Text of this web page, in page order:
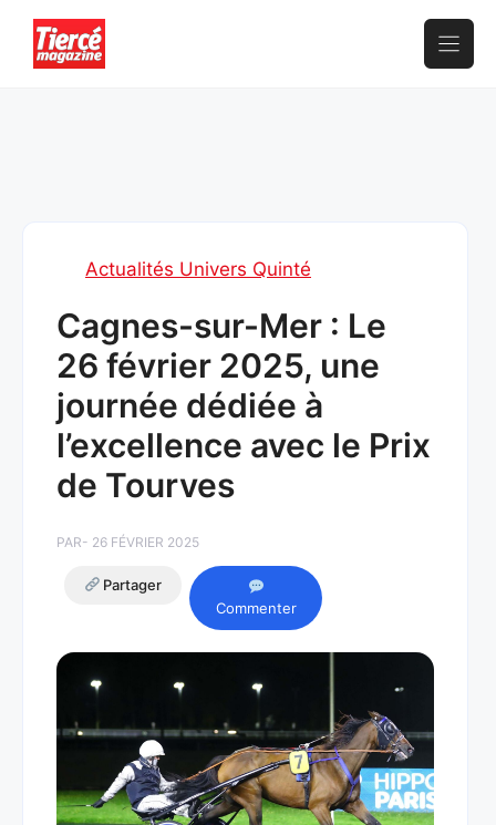
contenu
Actualités Univers Quinté
Cagnes-sur-Mer : Le
26 février 2025, une
journée dédiée à
l’excellence avec le Prix
de Tourves
PAR- 26 FÉVRIER 2025
Partager
Commenter